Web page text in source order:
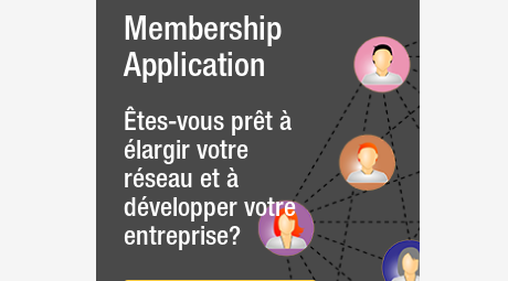
Membership
Application
Êtes-vous prêt à
élargir votre
réseau et à
développer votre
entreprise?